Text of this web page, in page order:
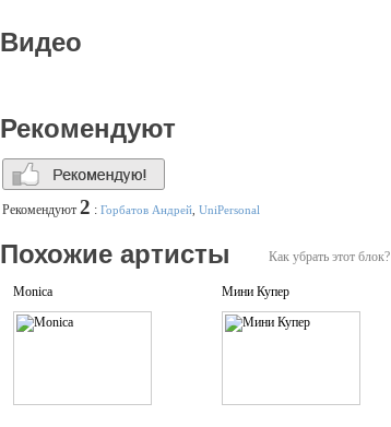
авторские песни. .
Видео
Рекомендуют
Рекомендуют 2 : Горбатов Андрей UniPersonal
Как убрать этот блок?
Похожие артисты
Monica Мини Купер